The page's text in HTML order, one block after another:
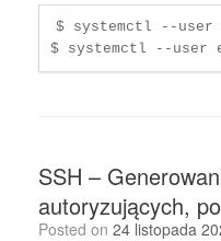
$ systemctl --user
$ systemctl --user
SSH –
autoryzujących,
Posted on 24 listopada